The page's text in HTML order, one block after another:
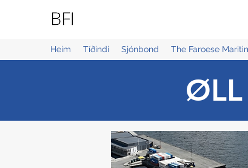
Heim Tíðindi Sjónbond The Faroese
ØLL